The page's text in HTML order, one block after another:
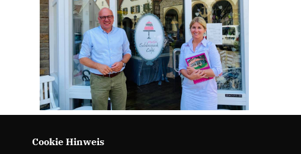
Cookie Hinweis